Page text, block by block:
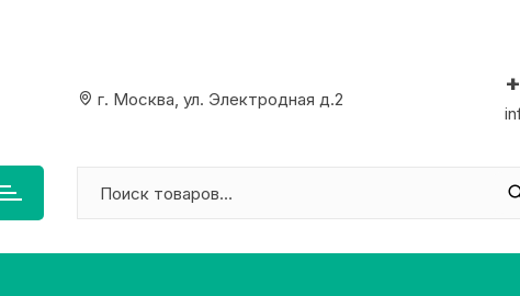
г. Москва, ул. Электродная д.2